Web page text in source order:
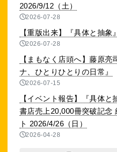
2026/9/12（土）
2026-07-28
【重版出来】『具体と抽象
2026-07-28
【まもなく店頭へ】藤原
ナ、ひとりひとりの日常』
2026-07-15
【イベント報告】『具体
書店売上20,000冊突破記念
ト 2026/4/26（日）
2026-04-28